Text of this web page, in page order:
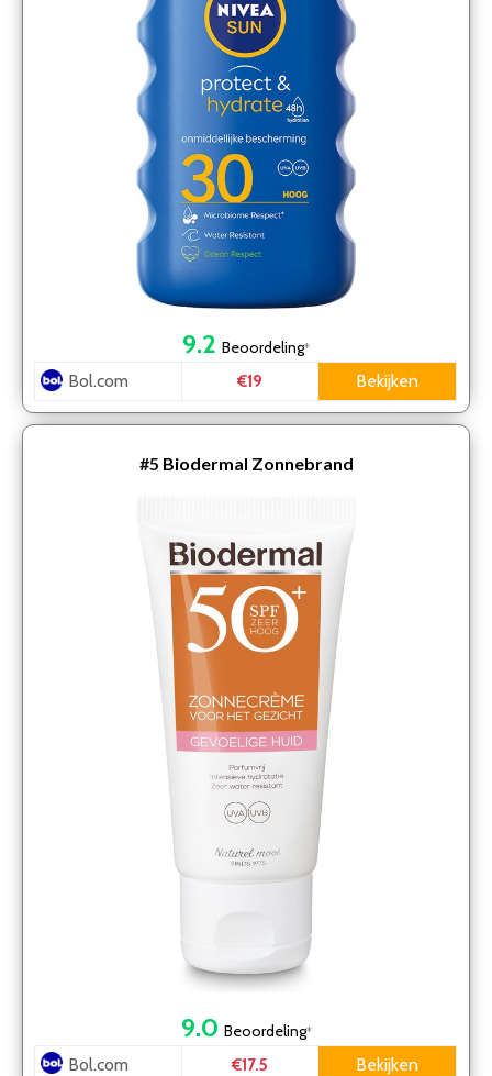
9.2 Beoordeling*
Bol.com €19 Bekijken
#5 Biodermal Zonnebrand
9.0 Beoordeling*
Bol.com €17.5 Bekijken